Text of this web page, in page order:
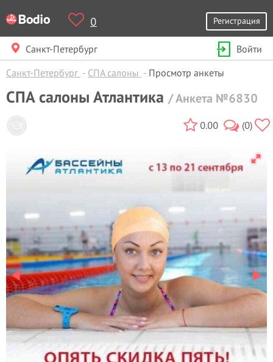
0 Регистрация
Санкт-Петербург
Войти
Санкт-Петербург
СПА салоны Просмотр анкеты
СПА салоны Атлантика / Анкета №6830
0.00 (0)